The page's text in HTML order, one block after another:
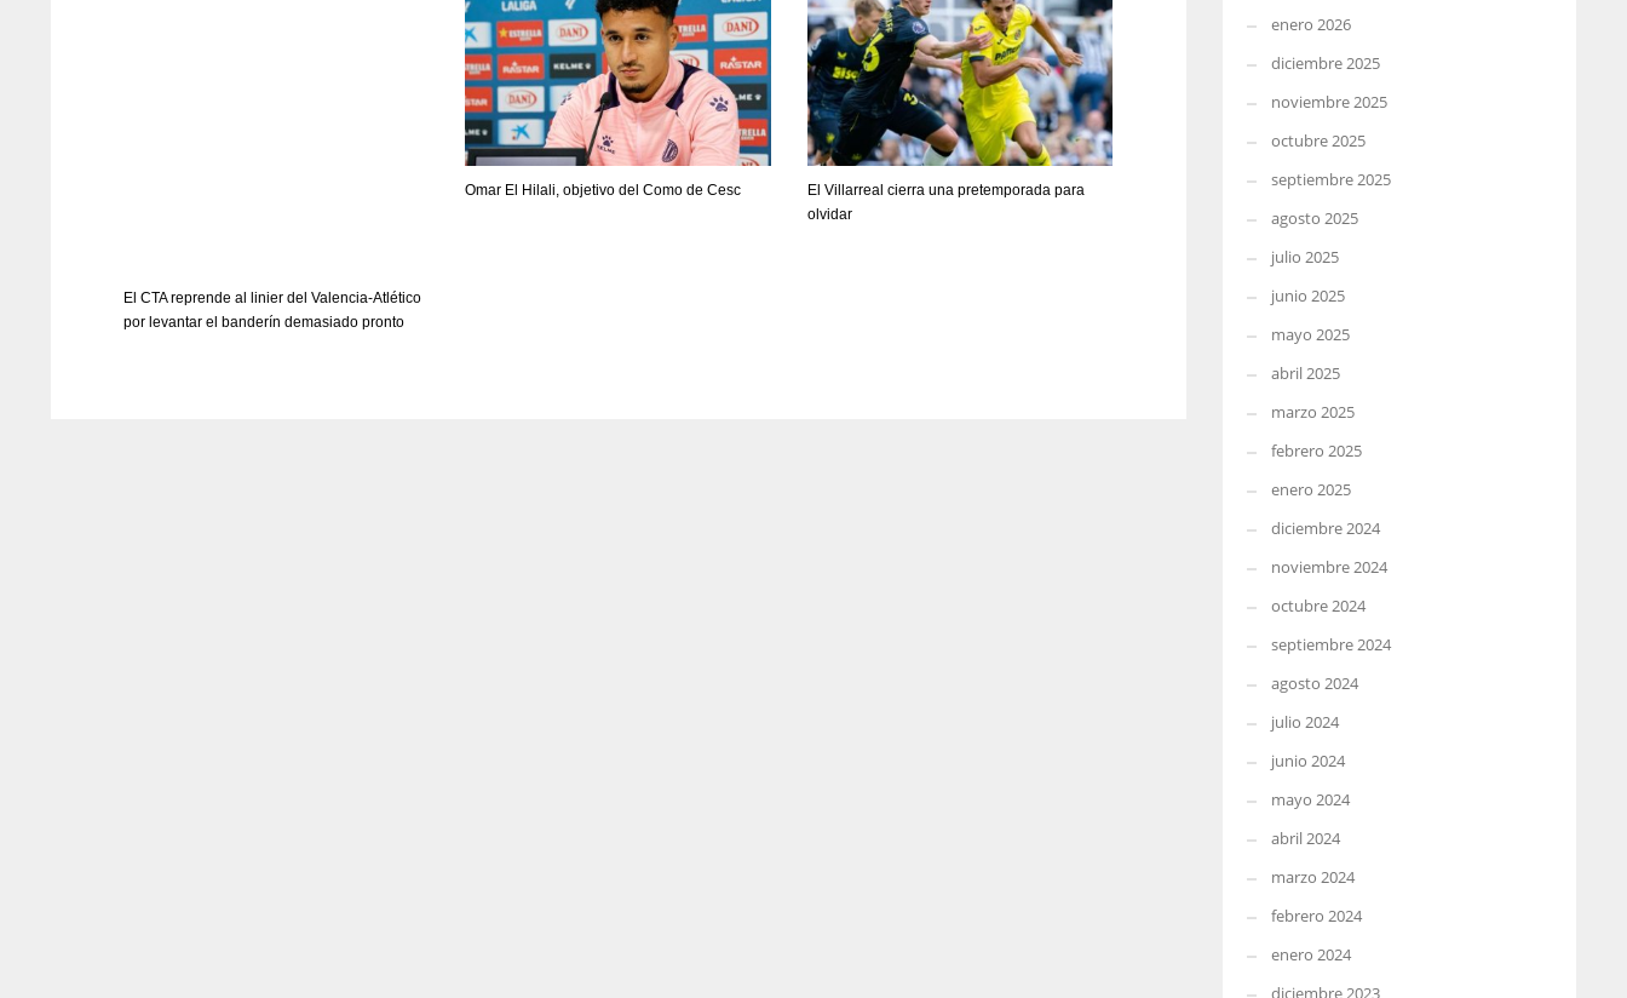
El CTA reprende al linier del Valencia-Atlético
por levantar el banderín demasiado pronto
Omar El Hilali, objetivo del Como de Cesc
El Villarreal cierra una pretemporada para
olvidar
enero 2026
diciembre 2025
noviembre 2025
octubre 2025
septiembre 2025
agosto 2025
julio 2025
junio 2025
mayo 2025
abril 2025
marzo 2025
febrero 2025
enero 2025
diciembre 2024
noviembre 2024
octubre 2024
septiembre 2024
agosto 2024
julio 2024
junio 2024
mayo 2024
abril 2024
marzo 2024
febrero 2024
enero 2024
diciembre 2023